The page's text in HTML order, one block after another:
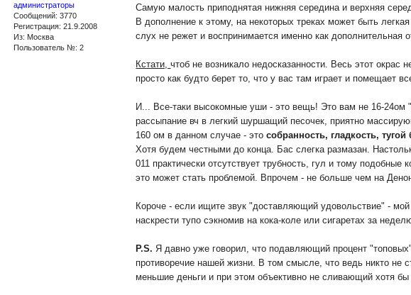
администраторы
Сообщений: 3770
Регистрация: 21.9.2008
Из: Москва
Пользователь №: 2
Самую малость приподнятая нижняя середина и верхняя
В дополнение к этому, на некоторых треках может быть
слух не режет и воспринимается именно как дополнительная
Кстати,чтоб не возникало недосказанности. Весь этот
просто как будто берет то, что у вас там играет и помещает
И... Все-таки высокомные уши - это вещь! Это вам не 16-24ом
рассыпание вч в легкий шуршащий песочек, приятно
160 ом в данном случае - этособранность, гладкость,
Хотя будем честными до конца. Бас слегка размазан.
011 практически отсутствует трубность, гул и тому
это может стать проблемой. Впрочем - не больше чем на
Короче - если ищите звук "доставляющий удовольствие" -
наскрести тупо сэкномив на кока-коле или сигаретах за
P.S. Я давно уже говорил, что подавляющий процент
противоречие нашей жизни. В том смысле, что ведь никто не
меньшие деньги и при этом объективно не сливающий хотя